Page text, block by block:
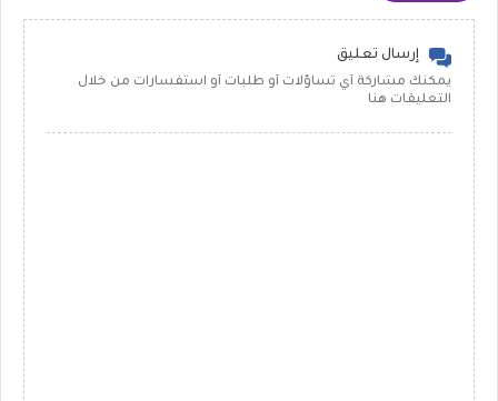
إرسال تعليق
يمكنك مشاركة أي تساؤلات أو طلبات أو استفسارات من خلال
التعليقات هنا